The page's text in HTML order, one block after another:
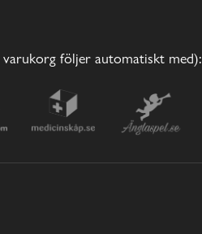
följer automatiskt med):